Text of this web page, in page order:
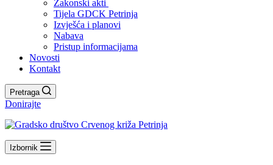
Zakonski akti
Tijela GDCK Petrinja
Izvješća i planovi
Nabava
Pristup informacijama
Novosti
Kontakt
Pretraga
Donirajte
Izbornik